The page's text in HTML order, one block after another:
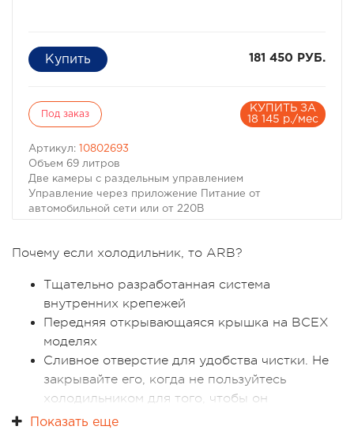
181 450 РУБ.
Под заказ
КУПИТЬ ЗА
18 145 р./мес
Артикул:
10802693
Объем 69 литров
Две камеры с раздельным управлением
Управление через приложение Питание от
автомобильной сети или от 220В
двумя полностью отдельными камерами. Zero Fridge
кемпере или трейлере в любом удобном месте.
Благодаря двум входам питания с разных сторон и
сторону. Не забывайте и об использовании Zero Fridge
Freezer в помещениях, гаражах и мастерских -
холодильник имеет отдельное питание и на 220В. Ну, и
на последок, наш холодильник, как это ни странно,
встроен USB коннектор с 5В питанием.
Всё, что вам может потребоваться от холодильника в
Почему если холодильник, то ARB?
Тщательно разработанная система
внутренних крепежей
Передняя открывающаяся крышка на ВСЕХ
моделях
Сливное отверстие для удобства чистки. Не
закрывайте его, когда не пользуйтесь
холодильником для того, чтобы он
проветривался
Показать еще